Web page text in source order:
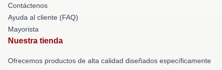
Contáctenos
Ayuda al cliente (FAQ)
Mayorista
Nuestra tienda
Ofrecemos productos de alta calidad diseñados específicamente